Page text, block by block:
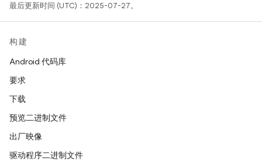
最后更新时间 (UTC)：2025-07-27。
构建
Android 代码库
要求
下载
预览二进制文件
出厂映像
驱动程序二进制文件